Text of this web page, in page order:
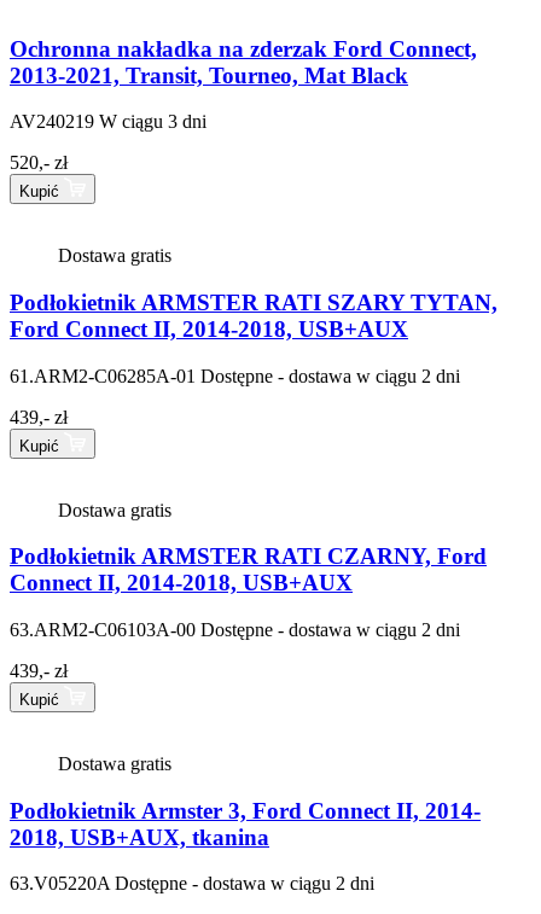
Ochronna nakładka na zderzak Ford Connect,
2013-2021, Transit, Tourneo, Mat Black
AV240219 W ciągu 3 dni
520,- zł
Kupić
Dostawa gratis
Podłokietnik ARMSTER RATI SZARY TYTAN,
Ford Connect II, 2014-2018, USB+AUX
61.ARM2-C06285A-01 Dostępne - dostawa w ciągu 2 dni
439,- zł
Kupić
Dostawa gratis
Podłokietnik ARMSTER RATI CZARNY, Ford
Connect II, 2014-2018, USB+AUX
63.ARM2-C06103A-00 Dostępne - dostawa w ciągu 2 dni
439,- zł
Kupić
Dostawa gratis
Podłokietnik Armster 3, Ford Connect II, 2014-
2018, USB+AUX, tkanina
63.V05220A Dostępne - dostawa w ciągu 2 dni